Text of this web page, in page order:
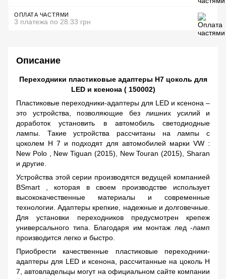
ОПЛАТА ЧАСТЯМИ
3 платежа по 28.33 грн
Описание
Переходники пластиковые адаптеры H7 цоколь для
LED и ксенона ( 150002)
Пластиковые переходники-адаптеры для LED и ксенона –
это устройства, позволяющие без лишних усилий и
доработок установить в автомобиль светодиодные
лампы. Такие устройства рассчитаны на лампы с
цоколем H7 и подходят для автомобилей марки VW :
New Polo New Tiguan (2015), New Touran(2015),Sharan
и другие.
Устройства этой серии производятся ведущей компанией
BSmart
, которая в своем производстве использует
высококачественные материалы и современные
технологии. Адаптеры крепкие, надежные и долговечные.
Для установки переходников предусмотрен крепеж
универсального типа. Благодаря им монтаж лед -ламп
производится легко и быстро.
Приобрести качественные пластиковые переходники-
адаптеры для LED и ксенона, рассчитанные на цоколь H
7, автовладельцы могут на официальном сайте компании